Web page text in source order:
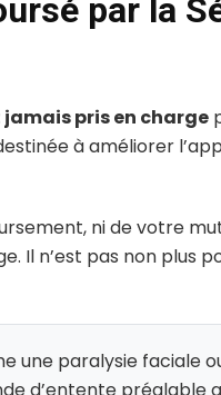
par la
pris en charge
à améliorer
ni de votre
Il n’est pas non plus
une paralysie faciale
d’entente préalable